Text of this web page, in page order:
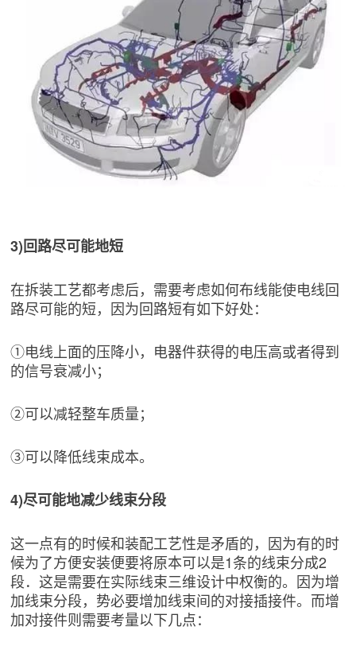
3)回路尽可能地短
在拆装工艺都考虑后，需要考虑如何布线能使电线回
路尽可能的短，因为回路短有如下好处：
①电线上面的压降小，电器件获得的电压高或者得到
的信号衰减小；
②可以减轻整车质量；
③可以降低线束成本。
4)尽可能地减少线束分段
这一点有的时候和装配工艺性是矛盾的，因为有的时
候为了方便安装便要将原本可以是1条的线束分成2
段．这是需要在实际线束三维设计中权衡的。因为增
加线束分段，势必要增加线束间的对接插接件。而增
加对接件则需要考量以下几点：